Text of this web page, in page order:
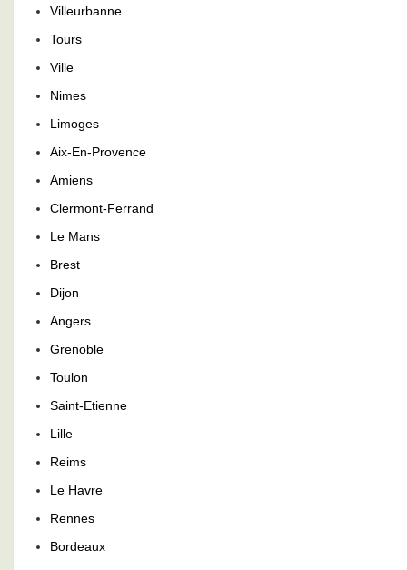
Villeurbanne
Tours
Ville
Nimes
Limoges
Aix-En-Provence
Amiens
Clermont-Ferrand
Le Mans
Brest
Dijon
Angers
Grenoble
Toulon
Saint-Etienne
Lille
Reims
Le Havre
Rennes
Bordeaux